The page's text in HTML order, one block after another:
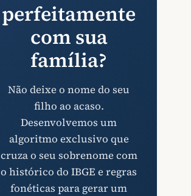
perfeitamente
com sua
família?
Não deixe o nome do seu
filho ao acaso.
Desenvolvemos um
algoritmo exclusivo que
cruza o seu sobrenome com
o histórico do IBGE e regras
fonéticas para gerar um